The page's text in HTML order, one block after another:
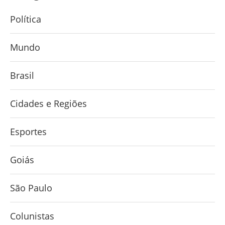
Política
Mundo
Brasil
Cidades e Regiões
Esportes
Goiás
São Paulo
Colunistas